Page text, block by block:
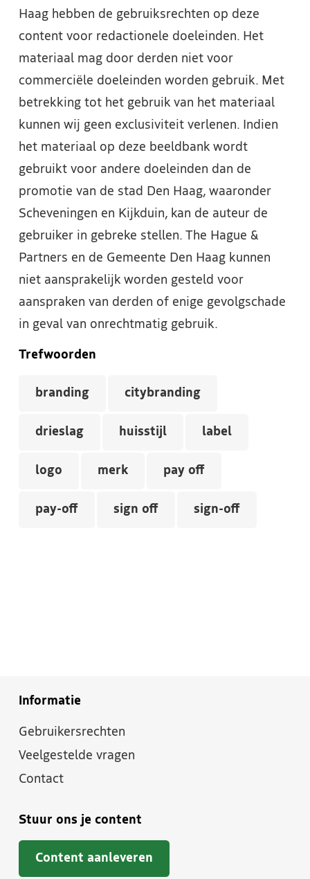
Haag hebben de gebruiksrechten op deze
content voor redactionele doeleinden. Het
materiaal mag door derden niet voor
commerciële doeleinden worden gebruik. Met
betrekking tot het gebruik van het materiaal
kunnen wij geen exclusiviteit verlenen. Indien
het materiaal op deze beeldbank wordt
gebruikt voor andere doeleinden dan de
promotie van de stad Den Haag, waaronder
Scheveningen en Kijkduin, kan de auteur de
gebruiker in gebreke stellen. The Hague &
Partners en de Gemeente Den Haag kunnen
niet aansprakelijk worden gesteld voor
aanspraken van derden of enige gevolgschade
in geval van onrechtmatig gebruik.
Trefwoorden
branding citybranding
drieslag huisstijl label
logo merk pay off
pay-off sign off sign-off
Informatie
Gebruikersrechten
Veelgestelde vragen
Contact
Stuur ons je content
Content aanleveren